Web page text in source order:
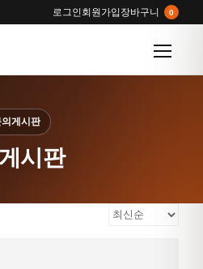
로그인회원가입장바구니 0
게시판
시판